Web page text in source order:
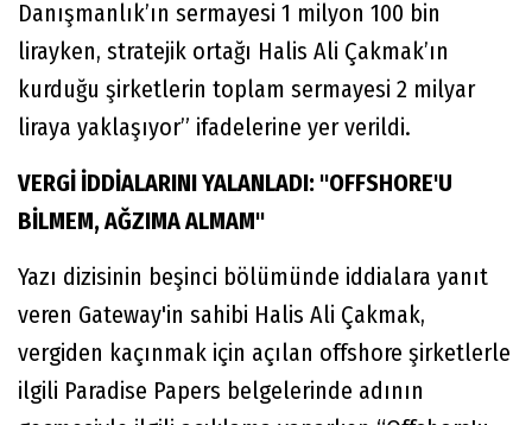
Danışmanlık’ın sermayesi 1 milyon 100 bin
lirayken, stratejik ortağı Halis Ali Çakmak’ın
kurduğu şirketlerin toplam sermayesi 2 milyar
liraya yaklaşıyor” ifadelerine yer verildi.
VERGİ İDDİALARINI YALANLADI: "OFFSHORE'U
BİLMEM, AĞZIMA ALMAM"
Yazı dizisinin beşinci bölümünde iddialara yanıt
veren Gateway'in sahibi Halis Ali Çakmak,
vergiden kaçınmak için açılan offshore şirketlerle
ilgili Paradise Papers belgelerinde adının